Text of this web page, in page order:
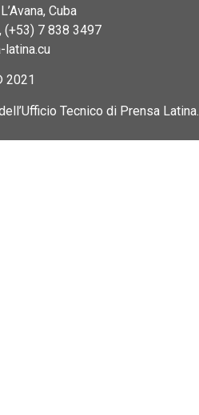
Cuba
(+53) 7 838 3497
latina.cu
2021
Tecnico di Prensa Latina.